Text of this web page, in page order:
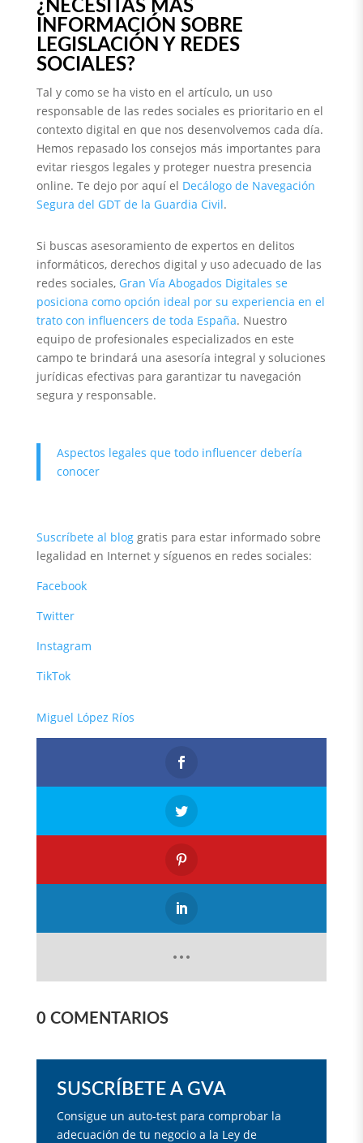
¿NECESITAS MÁS
INFORMACIÓN SOBRE
LEGISLACIÓN Y REDES
SOCIALES?
Tal y como se ha visto en el artículo, un uso
responsable de las redes sociales es prioritario en el
contexto digital en que nos desenvolvemos cada día.
Hemos repasado los consejos más importantes para
evitar riesgos legales y proteger nuestra presencia
online. Te dejo por aquí el Decálogo de Navegación
Segura del GDT de la Guardia Civil.
Si buscas asesoramiento de expertos en delitos
informáticos, derechos digital y uso adecuado de las
redes sociales, Gran Vía Abogados Digitales se
posiciona como opción ideal por su experiencia en el
trato con influencers de toda España. Nuestro
equipo de profesionales especializados en este
campo te brindará una asesoría integral y soluciones
jurídicas efectivas para garantizar tu navegación
segura y responsable.
Aspectos legales que todo influencer debería
conocer
Suscríbete al bloggratis para estar informado sobre
legalidad en Internet y síguenos en redes sociales:
Facebook
Twitter
Instagram
TikTok
Miguel López Ríos
0 COMENTARIOS
SUSCRÍBETE A GVA
Consigue un auto-test para comprobar la
adecuación de tu negocio a la Ley de